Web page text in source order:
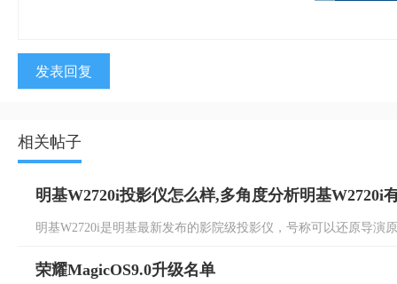
发表回复
相关帖子
明基W2720i投影仪怎么样,多角度分析明基W2720i
明基W2720i是明基最新发布的影院级投影仪，号称可以还原导演
荣耀MagicOS9.0升级名单